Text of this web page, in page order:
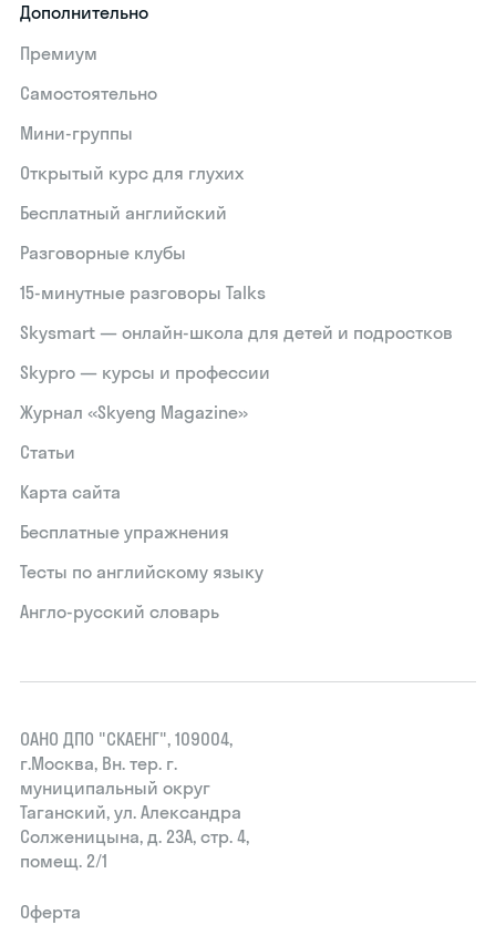
Дополнительно
Премиум
Самостоятельно
Мини-группы
Открытый курс для глухих
Бесплатный английский
Разговорные клубы
15‑минутные разговоры Talks
Skysmart — онлайн-школа для детей и подростков
Skypro — курсы и профессии
Журнал «Skyeng Magazine»
Статьи
Карта сайта
Бесплатные упражнения
Тесты по английскому языку
Англо-русский словарь
ОАНО ДПО "СКАЕНГ", 109004,
г.Москва, Вн. тер. г.
муниципальный округ
Таганский, ул. Александра
Солженицына, д. 23А, стр. 4,
помещ. 2/1
Оферта